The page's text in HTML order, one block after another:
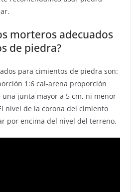
morteros adecuados
de piedra?
para cimientos de piedra son:
1:6 cal-arena proporción
una junta mayor a 5 cm, ni menor
nivel de la corona del cimiento
por encima del nivel del terreno.